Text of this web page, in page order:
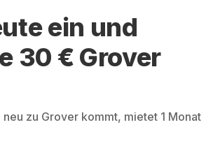
ein und
30 € Grover
zu Grover kommt, mietet 1 Monat